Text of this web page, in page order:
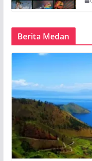
Berita Medan